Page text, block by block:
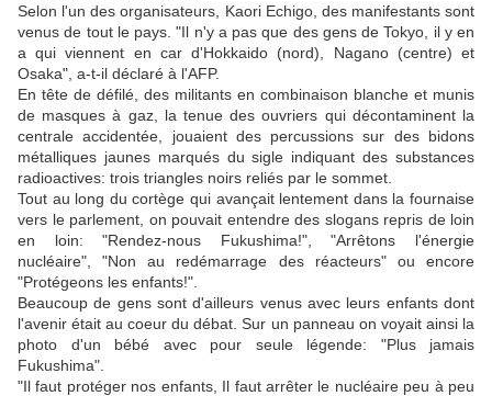
Selon l'un des organisateurs, Kaori Echigo, des manifestants sont
venus de tout le pays. "Il n'y a pas que des gens de Tokyo, il y en
a qui viennent en car d'Hokkaido (nord), Nagano (centre) et
Osaka", a-t-il déclaré à l'AFP.
En tête de défilé, des militants en combinaison blanche et munis
de masques à gaz, la tenue des ouvriers qui décontaminent la
centrale accidentée, jouaient des percussions sur des bidons
métalliques jaunes marqués du sigle indiquant des substances
radioactives: trois triangles noirs reliés par le sommet.
Tout au long du cortège qui avançait lentement dans la fournaise
vers le parlement, on pouvait entendre des slogans repris de loin
en loin: "Rendez-nous Fukushima!", "Arrêtons l'énergie
nucléaire", "Non au redémarrage des réacteurs" ou encore
"Protégeons les enfants!".
Beaucoup de gens sont d'ailleurs venus avec leurs enfants dont
l'avenir était au coeur du débat. Sur un panneau on voyait ainsi la
photo d'un bébé avec pour seule légende: "Plus jamais
Fukushima".
"Il faut protéger nos enfants, Il faut arrêter le nucléaire peu à peu